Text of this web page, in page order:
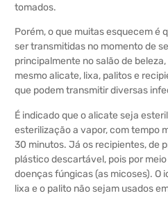
tomados.
Porém, o que muitas esquecem é
ser transmitidas no momento de
principalmente no salão de
mesmo alicate, lixa, palitos e
que podem transmitir diversas
É indicado que o alicate seja
esterilização a vapor, com tempo
30 minutos. Já os recipientes, de
plástico descartável, pois por
doenças fúngicas (as micoses). O
lixa e o palito não sejam usados